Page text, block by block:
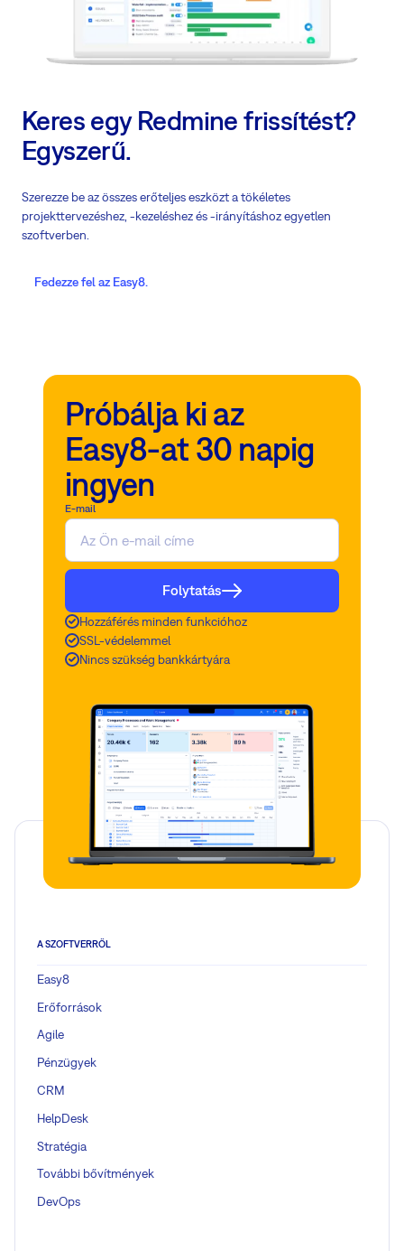
Keres egy Redmine frissítést?
Egyszerű.
Szerezze be az összes erőteljes eszközt a tökéletes
projekttervezéshez, -kezeléshez és -irányításhoz egyetlen
szoftverben.
Fedezze fel az Easy8.
Próbálja ki az
Easy8-at 30 napig
ingyen
E-mail
Folytatás
Hozzáférés minden funkcióhoz
SSL-védelemmel
Nincs szükség bankkártyára
A SZOFTVERRŐL
Easy8
Erőforrások
Agile
Pénzügyek
CRM
HelpDesk
Stratégia
További bővítmények
DevOps